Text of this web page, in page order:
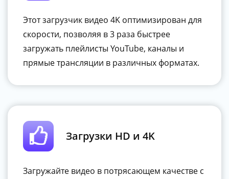
Этот загрузчик видео 4K оптимизирован для
скорости, позволяя в 3 раза быстрее
загружать плейлисты YouTube, каналы и
прямые трансляции в различных форматах.
Загрузки HD и 4K
Загружайте видео в потрясающем качестве с